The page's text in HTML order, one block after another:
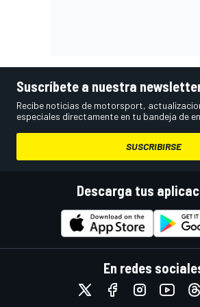
Suscríbete a nuestra
Recibe noticias de motorsport,
especiales directamente en tu bandeja de
SUSCRIBIRSE
Descarga tus
En redes